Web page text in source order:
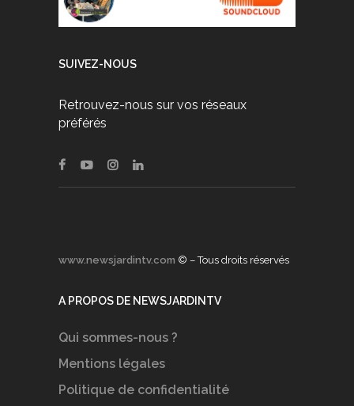
SUIVEZ-NOUS
Retrouvez-nous sur vos réseaux
préférés
www.newsjardintv.com © – Tous droits réservés
A PROPOS DE NEWSJARDINTV
Qui sommes-nous ?
Mentions légales
Politique de confidentialité